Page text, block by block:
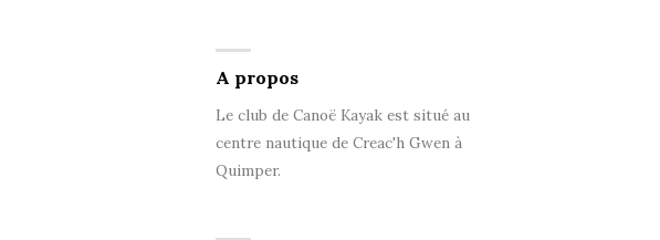
A propos
Le club de Canoë Kayak est situé au
centre nautique de Creac'h Gwen à
Quimper.